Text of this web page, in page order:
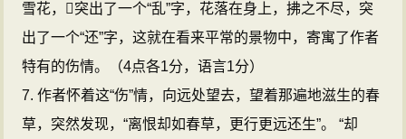
雪花，突出了一个“乱”字，花落在身上，拂之不尽，突
出了一个“还”字，这就在看来平常的景物中，寄寓了作者
特有的伤情。（4点各1分，语言1分）
7. 作者怀着这“伤”情，向远处望去，望着那遍地滋生的春
草，突然发现，“离恨却如春草，更行更远还生”。 “却